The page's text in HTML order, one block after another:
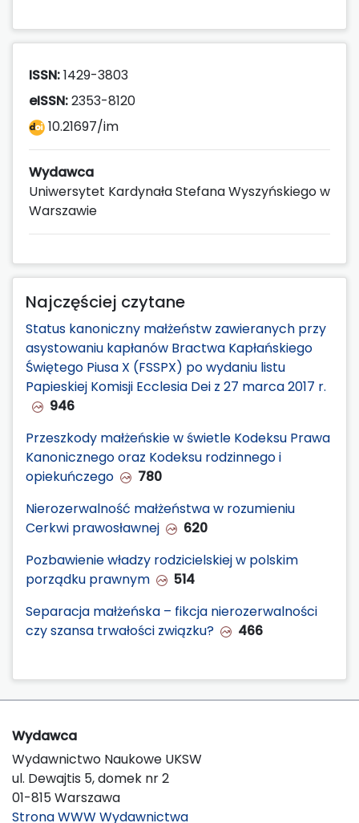
ISSN:1429-3803
eISSN:2353-8120
10.21697/im
Wydawca
Uniwersytet Kardynała Stefana Wyszyńskiego w
Warszawie
Najczęściej czytane
Status kanoniczny małżeństw zawieranych przy
asystowaniu kapłanów Bractwa Kapłańskiego
Świętego Piusa X (FSSPX) po wydaniu listu
Papieskiej Komisji Ecclesia Dei z 27 marca 2017 r.
946
Przeszkody małżeńskie w świetle Kodeksu Prawa
Kanonicznego oraz Kodeksu rodzinnego i
opiekuńczego
780
Nierozerwalność małżeństwa w rozumieniu
Cerkwi prawosławnej
620
Pozbawienie władzy rodzicielskiej w polskim
porządku prawnym
514
Separacja małżeńska – fikcja nierozerwalności
czy szansa trwałości związku?
466
Wydawca
Wydawnictwo Naukowe UKSW
ul. Dewajtis 5, domek nr 2
01-815 Warszawa
Strona WWW Wydawnictwa